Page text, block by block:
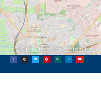
© OpenStreetMapcontributors